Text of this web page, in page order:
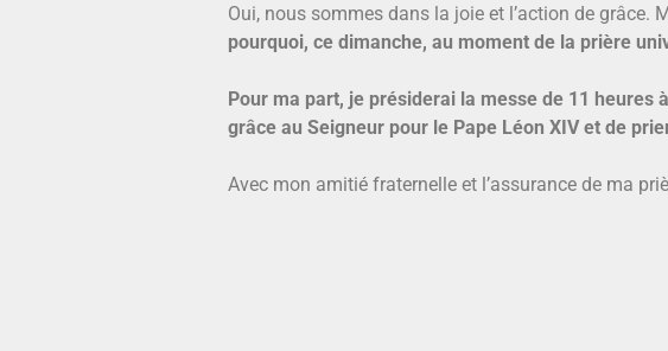
Oui, nous sommes dans la joie et l’action de grâce.
pourquoi, ce dimanche, au moment de la prière
Pour ma part, je présiderai la messe de 11 heures
grâce au Seigneur pour le Pape Léon XIV et de
Avec mon amitié fraternelle et l’assurance de ma